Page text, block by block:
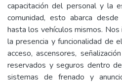
capacitación del personal y la
comunidad, esto abarca
hasta los vehículos mismos.
la presencia y funcionalidad de
acceso, ascensores,
reservados y seguros dentro
sistemas de frenado y